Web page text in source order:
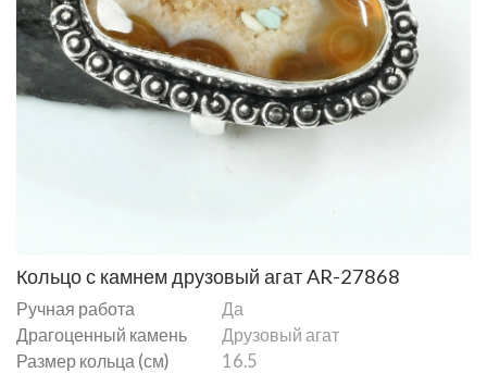
Кольцо с камнем друзовый агат AR-27868
Ручная работа
Да
Драгоценный камень
Друзовый агат
Размер кольца (см)
16.5